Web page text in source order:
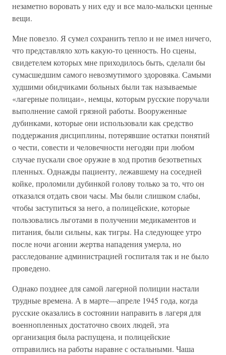
незаметно воровать у них еду и все мало-мальски ценные
вещи.
Мне повезло. Я сумел сохранить тепло и не имел ничего,
что представляло хоть какую-то ценность. Но сцены,
свидетелем которых мне приходилось быть, сделали бы
сумасшедшим самого невозмутимого здоровяка. Самыми
худшими обидчиками больных были так называемые
«лагерные полицаи», немцы, которым русские поручали
выполнение самой грязной работы. Вооруженные
дубинками, которые они использовали как средство
поддержания дисциплины, потерявшие остатки понятий
о чести, совести и человечности негодяи при любом
случае пускали свое оружие в ход против безответных
пленных. Однажды пациенту, лежавшему на соседней
койке, проломили дубинкой голову только за то, что он
отказался отдать свои часы. Мы были слишком слабы,
чтобы заступиться за него, а полицейские, которые
пользовались льготами в получении медикаментов и
питания, были сильны, как тигры. На следующее утро
после ночи агонии жертва нападения умерла, но
расследование администрацией госпиталя так и не было
проведено.
Однако позднее для самой лагерной полиции настали
трудные времена. А в марте—апреле 1945 года, когда
русские оказались в состоянии направить в лагеря для
военнопленных достаточно своих людей, эта
организация была распущена, и полицейские
отправились на работы наравне с остальными. Чаша